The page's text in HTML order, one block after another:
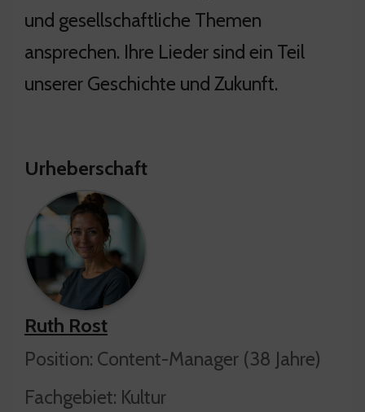
und gesellschaftliche Themen
ansprechen. Ihre Lieder sind ein Teil
unserer Geschichte und Zukunft.
Urheberschaft
Ruth Rost
Position: Content-Manager (38 Jahre)
Fachgebiet: Kultur